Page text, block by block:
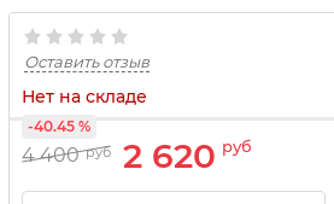
Оставить отзыв
Нет на складе
4 400 руб 2 620 руб
-40.45 %